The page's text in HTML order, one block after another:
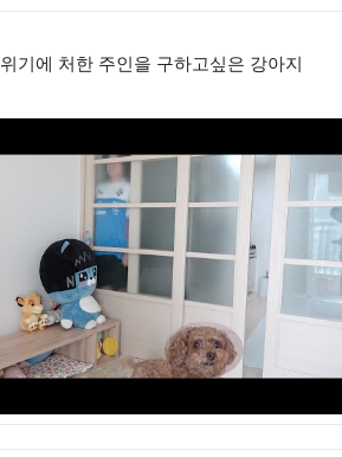
위기에 처한 주인을 구하고싶은 강아지